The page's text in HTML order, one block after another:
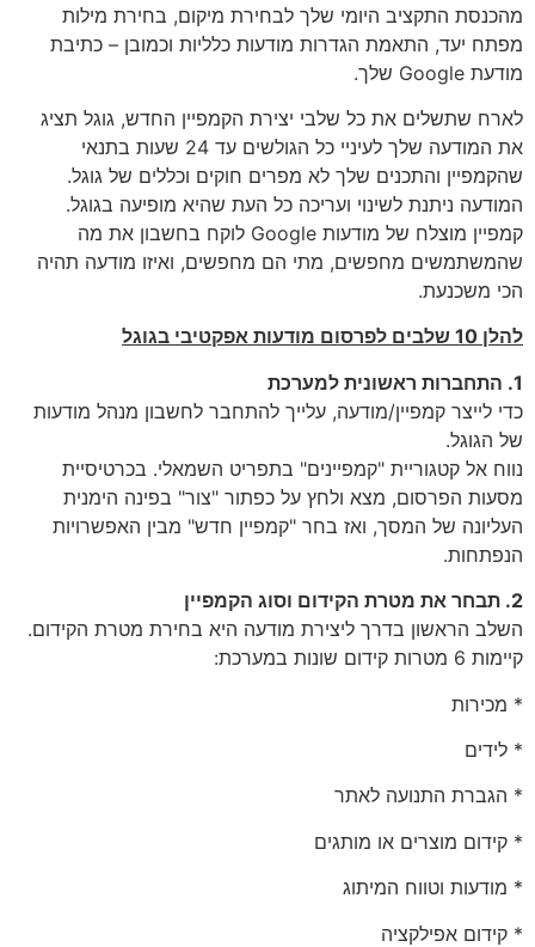
מהכנסת התקציב היומי שלך לבחירת מיקום, בחירת מילות
מפתח יעד, התאמת הגדרות מודעות כלליות וכמובן – כתיבת
מודעת Google שלך.
לארח שתשלים את כל שלבי יצירת הקמפיין החדש, גוגל תציג
את המודעה שלך לעיניי כל הגולשים עד 24 שעות בתנאי
שהקמפיין והתכנים שלך לא מפרים חוקים וכללים של גוגל.
המודעה ניתנת לשינוי ועריכה כל העת שהיא מופיעה בגוגל.
קמפיין מוצלח של מודעות Google לוקח בחשבון את מה
שהמשתמשים מחפשים, מתי הם מחפשים, ואיזו מודעה תהיה
הכי משכנעת.
להלן 10 שלבים לפרסום מודעות אפקטיבי בגוגל
1. התחברות ראשונית למערכת
כדי לייצר קמפיין/מודעה, עלייך להתחבר לחשבון מנהל מודעות
של הגוגל.
נווח אל קטגוריית "קמפיינים" בתפריט השמאלי. בכרטיסיית
מסעות הפרסום, מצא ולחץ על כפתור "צור" בפינה הימנית
העליונה של המסך, ואז בחר "קמפיין חדש" מבין האפשרויות
הנפתחות.
2. תבחר את מטרת הקידום וסוג הקמפיין
השלב הראשון בדרך ליצירת מודעה היא בחירת מטרת הקידום.
קיימות 6 מטרות קידום שונות במערכת:
* מכירות
* לידים
* הגברת התנועה לאתר
* קידום מוצרים או מותגים
* מודעות וטווח המיתוג
* קידום אפילקציה